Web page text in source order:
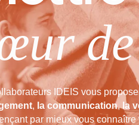
IDEIS vous
, la communication,la
par mieux vous